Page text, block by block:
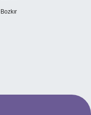
Bozkır